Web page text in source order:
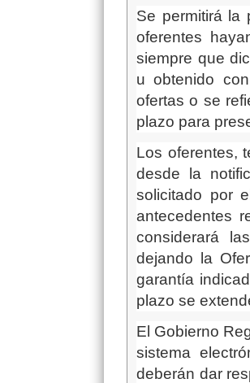
Se permitirá la
oferentes
siempre que
u obtenido
ofertas o se
plazo para
Los oferentes,
desde la
solicitado por
antecedentes
considerará
dejando la
garantía
plazo se
El Gobierno
sistema
deberán dar